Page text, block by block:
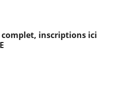
complet, inscriptions ici